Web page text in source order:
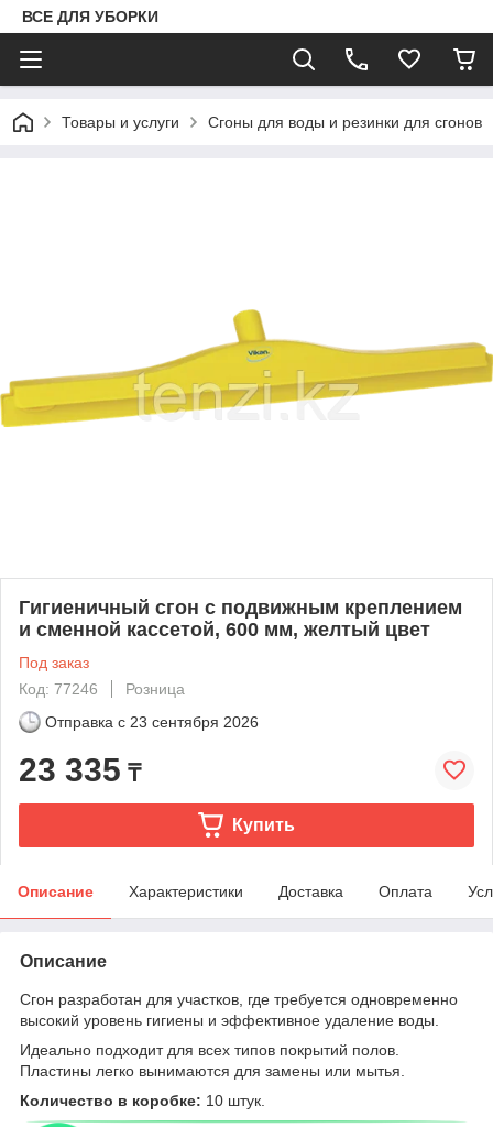
ВСЕ ДЛЯ УБОРКИ
Товары и услуги Сгоны для воды и резинки для сгонов
Гигиеничный сгон с подвижным креплением
и сменной кассетой, 600 мм, желтый цвет
Под заказ
Код: 77246
Розница
Отправка с 23 сентября 2026
23 335 ₸
Купить
Описание Характеристики Доставка Оплата
Описание
Сгон разработан для участков, где требуется одновременно
высокий уровень гигиены и эффективное удаление воды.
Идеально подходит для всех типов покрытий полов.
Пластины легко вынимаются для замены или мытья.
Количество в коробке: 10 штук.